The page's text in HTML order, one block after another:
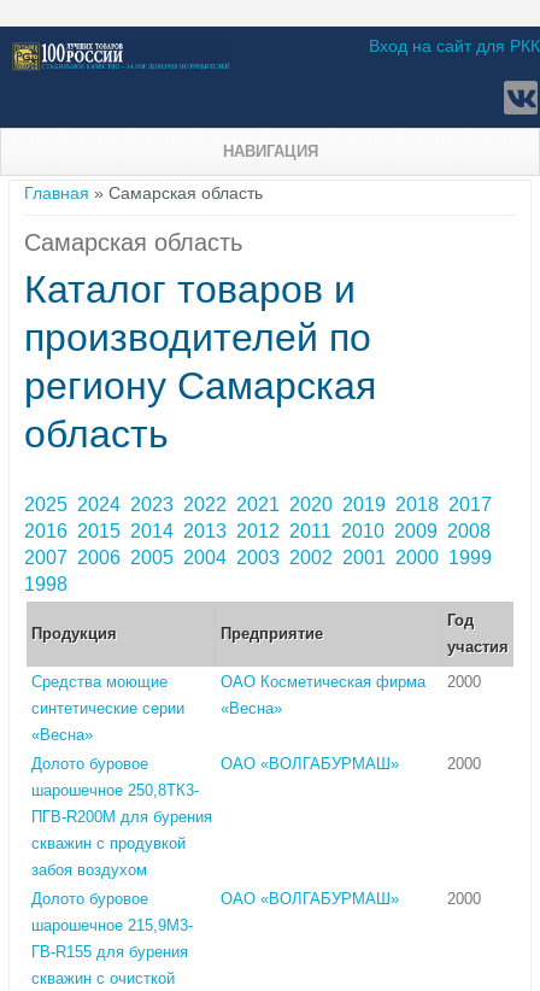
Вход на сайт для РКК
НАВИГАЦИЯ
Вы здесь
Главная » Самарская область
Самарская область
Каталог товаров и
производителей по
региону Самарская
область
2025 2024 2023 2022 2021 2020 2019 2018 2017
2016 2015 2014 2013 2012 2011 2010 2009 2008
2007 2006 2005 2004 2003 2002 2001 2000 1999
1998
Продукция Предприятие
Год
участия
Средства моющие
синтетические серии
«Весна»
ОАО Косметическая фирма
«Весна»
2000
Долото буровое
шарошечное 250,8ТК3-
ПГВ-R200M для бурения
скважин с продувкой
забоя воздухом
ОАО «ВОЛГАБУРМАШ» 2000
Долото буровое
шарошечное 215,9М3-
ГВ-R155 для бурения
скважин с очисткой
ОАО «ВОЛГАБУРМАШ» 2000